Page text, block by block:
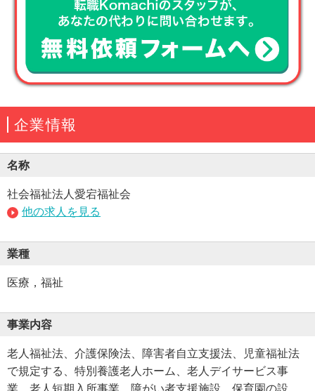
企業情報
名称
社会福祉法人愛宕福祉会
他の求人を見る
業種
医療，福祉
事業内容
老人福祉法、介護保険法、障害者自立支援法、児童福祉法
で規定する、特別養護老人ホーム、老人デイサービス事
業、老人短期入所事業、障がい者支援施設、保育園の設